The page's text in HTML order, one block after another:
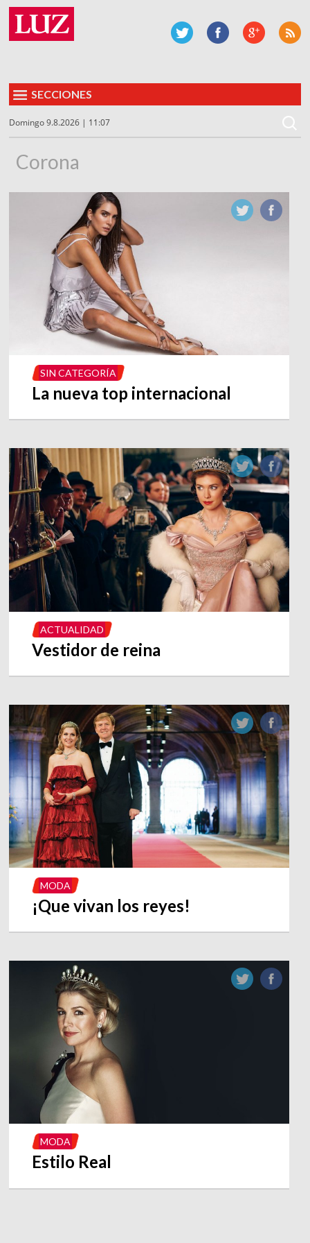
SECCIONES
Domingo 9.8.2026 | 11:07
Corona
SIN CATEGORÍA
La nueva top internacional
ACTUALIDAD
Vestidor de reina
MODA
¡Que vivan los reyes!
MODA
Estilo Real